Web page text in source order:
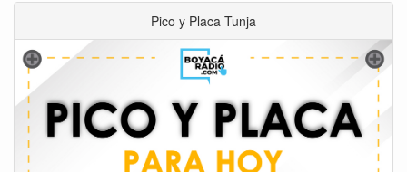
Pico y Placa Tunja